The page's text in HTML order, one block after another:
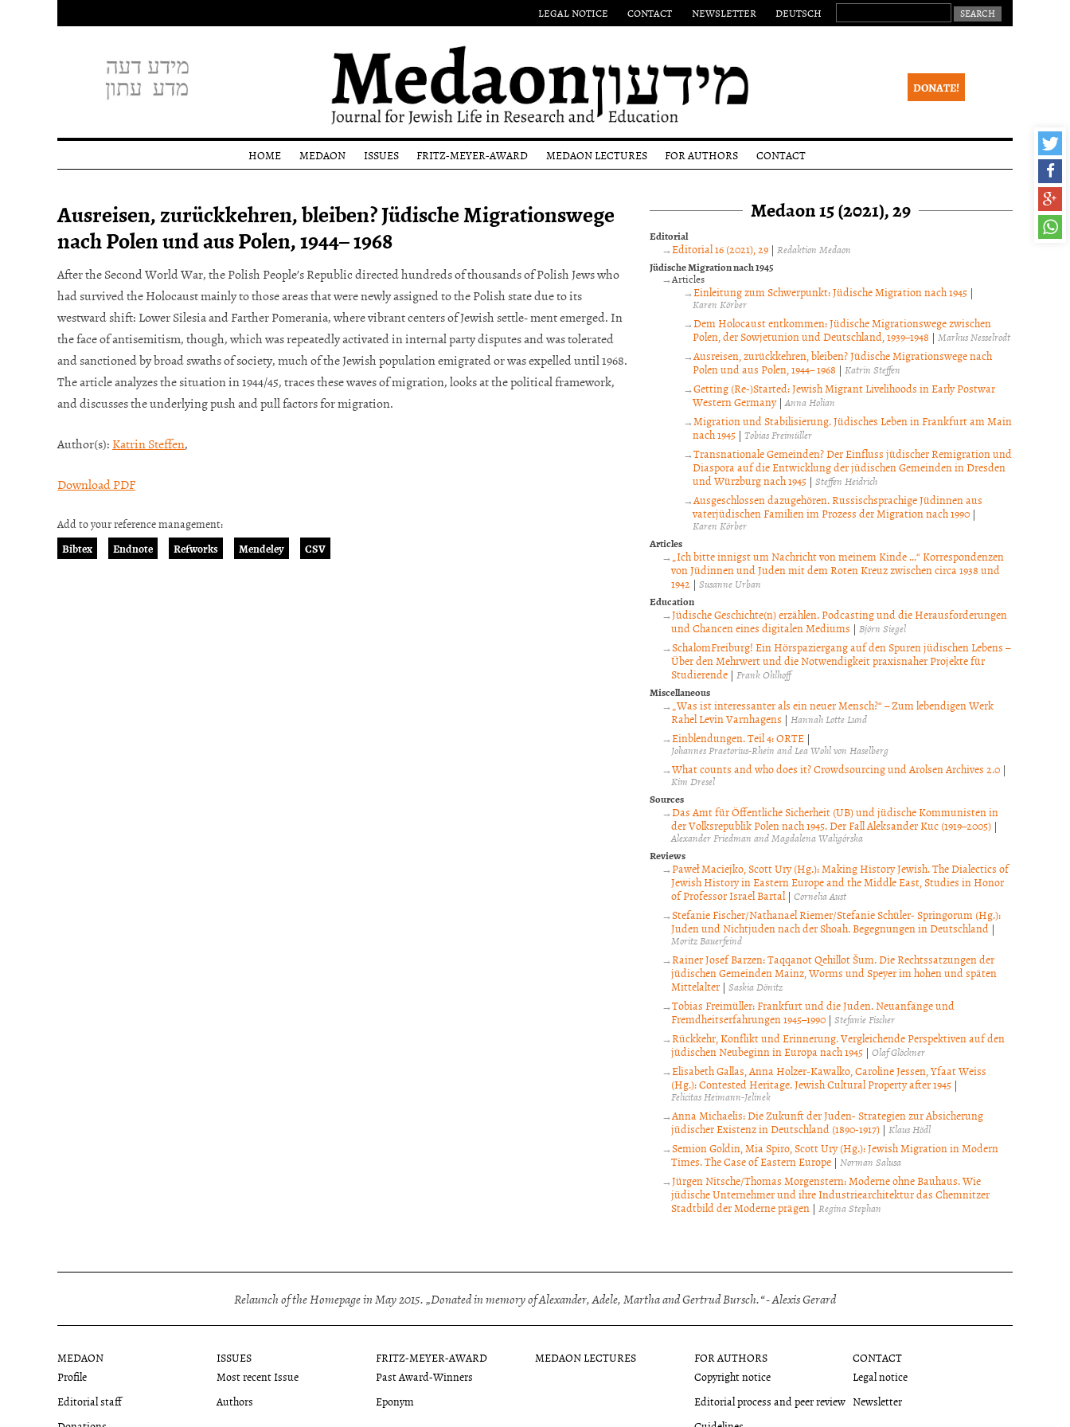
LEGAL NOTICE CONTACT NEWSLETTER DEUTSCH SEARCH FOR:
DONATE!
HOME
MEDAON
Editorial
staff
Donations
ISSUES
Issues
Most
recent
FRITZ-MEYER-AWARD
Past
Award-
MEDAON LECTURES
FOR AUTHORS
Guidelines
Editorial
process
and peer
review
Copyright
notice
CONTACT
Newsletter
Ausreisen, zurückkehren, bleiben? Jüdische Migrationswege
nach Polen und aus Polen, 1944– 1968
After the Second World War, the Polish People’s Republic directed hundreds of thousands of Polish Jews who
had survived the Holocaust mainly to those areas that were newly assigned to the Polish state due to its
westward shift: Lower Silesia and Farther Pomerania, where vibrant centers of Jewish settle- ment emerged. In
the face of antisemitism, though, which was repeatedly activated in internal party disputes and was tolerated
and sanctioned by broad swaths of society, much of the Jewish population emigrated or was expelled until 1968.
The article analyzes the situation in 1944/45, traces these waves of migration, looks at the political framework,
and discusses the underlying push and pull factors for migration.
Author(s): Katrin Steffen,
Download PDF
Add to your reference management:
Bibtex
Endnote Refworks Mendeley CSV
Medaon 15 (2021), 29
Editorial
Editorial 16 (2021), 29 |Redaktion Medaon
Jüdische Migration nach 1945
Articles
Einleitung zum Schwerpunkt: Jüdische Migration nach 1945 |
Karen Körber
Dem Holocaust entkommen: Jüdische Migrationswege zwischen
Polen, der Sowjetunion und Deutschland, 1939–1948 | Markus Nesselrodt
Ausreisen, zurückkehren, bleiben? Jüdische Migrationswege nach
Polen und aus Polen, 1944– 1968 | Katrin Steffen
Getting (Re-)Started: Jewish Migrant Livelihoods in Early Postwar
Western Germany|Anna Holian
Migration und Stabilisierung. Jüdisches Leben in Frankfurt am Main
nach 1945| Tobias Freimüller
Transnationale Gemeinden? Der Einfluss jüdischer Remigration und
Diaspora auf die Entwicklung der jüdischen Gemeinden in Dresden
und Würzburg nach 1945| Steffen Heidrich
Ausgeschlossen dazugehören. Russischsprachige Jüdinnen aus
vaterjüdischen Familien im Prozess der Migration nach 1990|
Karen Körber
Articles
„Ich bitte innigst um Nachricht von meinem Kinde …“ Korrespondenzen
von Jüdinnen und Juden mit dem Roten Kreuz zwischen circa 1938 und
1942| Susanne Urban
Education
Jüdische Geschichte(n) erzählen. Podcasting und die Herausforderungen
und Chancen eines digitalen Mediums | Björn Siegel
SchalomFreiburg! Ein Hörspaziergang auf den Spuren jüdischen Lebens –
Über den Mehrwert und die Notwendigkeit praxisnaher Projekte für
Studierende| Frank Ohlhoff
Miscellaneous
„Was ist interessanter als ein neuer Mensch?“ – Zum lebendigen Werk
Rahel Levin Varnhagens | Hannah Lotte Lund
Einblendungen. Teil 4: ORTE |
Johannes Praetorius-Rhein and Lea Wohl von Haselberg
What counts and who does it? Crowdsourcing und Arolsen Archives 2.0 |
Kim Dresel
Sources
Das Amt für Öffentliche Sicherheit (UB) und jüdische Kommunisten in
der Volksrepublik Polen nach 1945. Der Fall Aleksander Kuc (1919–2005)|
Alexander Friedman and Magdalena Waligórska
Reviews
Paweł Maciejko, Scott Ury (Hg.): Making History Jewish. The Dialectics of
Jewish History in Eastern Europe and the Middle East, Studies in Honor
of Professor Israel Bartal| Cornelia Aust
Stefanie Fischer/Nathanael Riemer/Stefanie Schüler- Springorum (Hg.):
Juden und Nichtjuden nach der Shoah. Begegnungen in Deutschland|
Moritz Bauerfeind
Rainer Josef Barzen: Taqqanot Qehillot Šum. Die Rechtssatzungen der
jüdischen Gemeinden Mainz, Worms und Speyer im hohen und späten
Mittelalter| Saskia Dönitz
Tobias Freimüller: Frankfurt und die Juden. Neuanfänge und
Fremdheitserfahrungen 1945–1990| Stefanie Fischer
Rückkehr, Konflikt und Erinnerung. Vergleichende Perspektiven auf den
jüdischen Neubeginn in Europa nach 1945| Olaf Glöckner
Elisabeth Gallas, Anna Holzer-Kawalko, Caroline Jessen, Yfaat Weiss
(Hg.): Contested Heritage. Jewish Cultural Property after 1945|
Felicitas Heimann-Jelinek
Anna Michaelis: Die Zukunft der Juden- Strategien zur Absicherung
jüdischer Existenz in Deutschland (1890-1917)| Klaus Hödl
Semion Goldin, Mia Spiro, Scott Ury (Hg.): Jewish Migration in Modern
Times. The Case of Eastern Europe| Norman Salusa
Jürgen Nitsche/Thomas Morgenstern: Moderne ohne Bauhaus. Wie
jüdische Unternehmer und ihre Industriearchitektur das Chemnitzer
Stadtbild der Moderne prägen| Regina Stephan
Relaunch of the Homepage in May 2015. „Donated in memory of Alexander, Adele, Martha and Gertrud Bursch.“ - Alexis Gerard
MEDAON
Profile
Editorial staff
ISSUES
Most recent Issue
Authors
FRITZ-MEYER-AWARD
Past Award-Winners
Eponym
MEDAON LECTURES
FOR AUTHORS
Copyright notice
Editorial process and peer review
CONTACT
Legal notice
Newsletter